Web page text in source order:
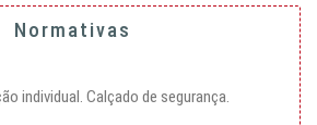
Normativas
individual. Calçado de segurança.